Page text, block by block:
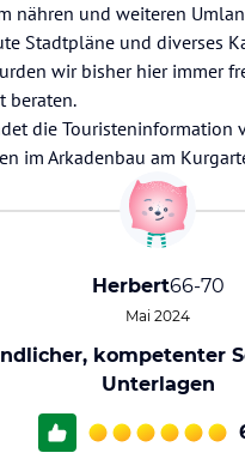
nähren und weiteren
Stadtpläne und diverses
wir bisher hier immer
beraten.
die Touristeninformation
im Arkadenbau am
Herbert66-70
Mai 2024
kompetenter
Unterlagen